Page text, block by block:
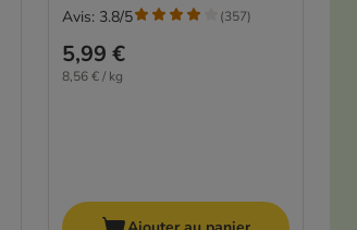
5,99 €
8,56 € / kg
Avis: 3.8/5 (357)